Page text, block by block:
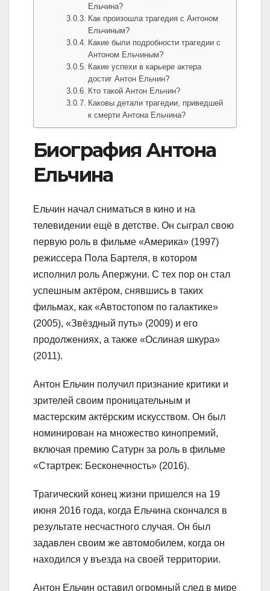
Ельчина?
Как произошла трагедия с Антоном
Ельчиным?
Какие были подробности трагедии с
Антоном Ельчиным?
Какие успехи в карьере актера
достиг Антон Ельчин?
Кто такой Антон Ельчин?
Каковы детали трагедии, приведшей
к смерти Антона Ельчина?
Биография Антона
Ельчина
Ельчин начал сниматься в кино и на
телевидении ещё в детстве. Он сыграл свою
первую роль в фильме «Америка» (1997)
режиссера Пола Бартеля, в котором
исполнил роль Апержуни. С тех пор он стал
успешным актёром, снявшись в таких
фильмах, как «Автостопом по галактике»
(2005), «Звёздный путь» (2009) и его
продолжениях, а также «Ослиная шкура»
(2011).
Антон Ельчин получил признание критики и
зрителей своим проницательным и
мастерским актёрским искусством. Он был
номинирован на множество кинопремий,
включая премию Сатурн за роль в фильме
«Стартрек: Бесконечность» (2016).
Трагический конец жизни пришелся на 19
июня 2016 года, когда Ельчина скончался в
результате несчастного случая. Он был
задавлен своим же автомобилем, когда он
находился у въезда на своей территории.
Антон Ельчин оставил огромный след в мире